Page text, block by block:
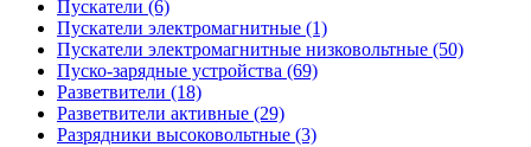
Пускатели (6)
Пускатели электромагнитные (1)
Пускатели электромагнитные низковольтные (50)
Пуско-зарядные устройства (69)
Разветвители (18)
Разветвители активные (29)
Разрядники высоковольтные (3)